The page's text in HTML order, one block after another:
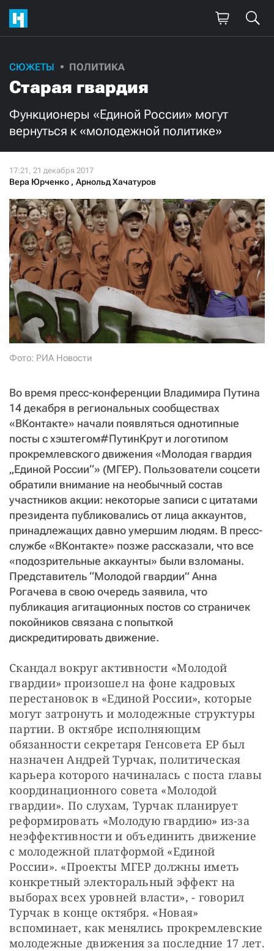
СЮЖЕТЫ ПОЛИТИКА
Старая гвардия
Функционеры «Единой России» могут
вернуться к «молодежной политике»
Вера Юрченко , Арнольд Хачатуров
Фото: РИА Новости
Во время пресс-конференции Владимира Путина
14 декабря в региональных сообществах
«ВКонтакте» начали появляться однотипные
посты с хэштегом#ПутинКрут и логотипом
прокремлевского движения «Молодая гвардия
„Единой России“» (МГЕР). Пользователи соцсети
обратили внимание на необычный состав
участников акции: некоторые записи с цитатами
президента публиковались от лица аккаунтов,
принадлежащих давно умершим людям. В пресс-
службе «ВКонтакте» позже рассказали, что все
«подозрительные аккаунты» были взломаны.
Представитель “Молодой гвардии” Анна
Рогачева в свою очередь заявила, что
публикация агитационных постов со страничек
покойников связана с попыткой
дискредитировать движение.
Скандал вокруг активности «Молодой
гвардии» произошел на фоне кадровых
перестановок в «Единой России», которые
могут затронуть и молодежные структуры
партии. В октябре исполняющим
обязанности секретаря Генсовета ЕР был
назначен Андрей Турчак, политическая
карьера которого начиналась с поста главы
координационного совета «Молодой
гвардии». По слухам, Турчак планирует
реформировать «Молодую гвардию» из-за
неэффективности и объединить движение
с молодежной платформой «Единой
России». «Проекты МГЕР должны иметь
конкретный электоральный эффект на
выборах всех уровней власти», - говорил
Турчак в конце октября. «Новая»
вспоминает, как менялись прокремлевские
молодежные движения за последние 17 лет.
Поддержите
нашу работу!
Ежемесячно Разово
3000 1000
500
Нажимая кнопку «Стать соучастником»,
я принимаю
условия и подтверждаю свое гражданство РФ
СТАТЬ СОУЧАСТНИКОМ
ПОДЕЛИТЬСЯ С ДРУЗЬЯМИ
Если у вас есть вопросы, пишите donate@novayagazeta.ru
звоните:
+7 (929) 612-03-68